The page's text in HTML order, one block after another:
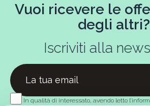
Vuoi ricevere le
degli altri?
Iscriviti alla
In qualità di interessato, avendo letto